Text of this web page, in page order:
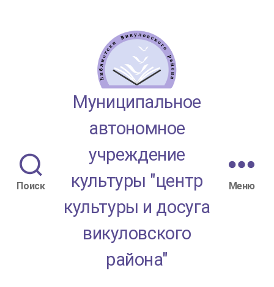
Поиск
МАУК
"ЦКД
района"
Муниципальное
автономное
учреждение
культуры "центр
культуры и досуга
викуловского
района"
Меню